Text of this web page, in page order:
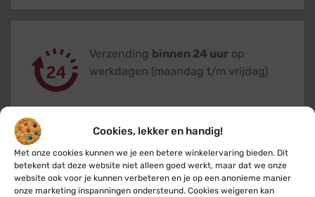
Cookies, lekker en handig!
Met onze cookies kunnen we je een betere winkelervaring bieden. Dit
betekent dat deze website niet alleen goed werkt, maar dat we onze
website ook voor je kunnen verbeteren en je op een anonieme manier
onze marketing inspanningen ondersteund. Cookies weigeren kan
Verzending binnen 24 uur op
werkdagen (maandag t/m vrijdag)
Klanten geven ons een 9,4op basis van
+14.800 beoordelingen